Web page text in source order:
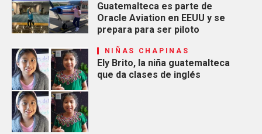
Guatemalteca es parte de
Oracle Aviation en EEUU y se
prepara para ser piloto
NIÑAS CHAPINAS
Ely Brito, la niña guatemalteca
que da clases de inglés